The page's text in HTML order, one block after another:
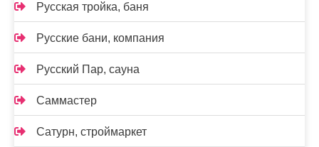
Русская тройка, баня
Русские бани, компания
Русский Пар, сауна
Саммастер
Сатурн, строймаркет